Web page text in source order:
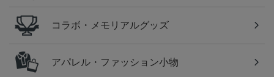
コラボ・メモリアルグッズ
アパレル・ファッション小物